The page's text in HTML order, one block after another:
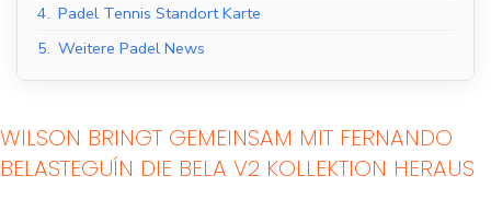
4. Padel Tennis Standort Karte
5. Weitere Padel News
WILSON BRINGT GEMEINSAM MIT FERNANDO
BELASTEGUÍN DIE BELA V2 KOLLEKTION HERAUS